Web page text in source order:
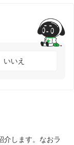
いいえ
介します。なおラ